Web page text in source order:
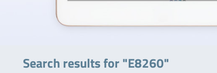
Search results for "E8260"